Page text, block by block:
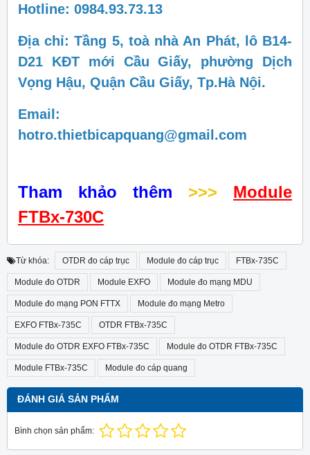
Hotline: 0984.93.73.13
Địa chỉ: Tầng 5, toà nhà An Phát, lô B14-
D21 KĐT mới Cầu Giấy, phường Dịch
Vọng Hậu, Quận Cầu Giấy, Tp.Hà Nội.
Email:
hotro.thietbicapquang@gmail.com
Tham khảo thêm >>>
Module
FTBx-730C
Từ khóa: OTDR đo cáp trục Module đo cáp trục FTBx-735C
Module đo OTDR Module EXFO Module đo mạng MDU
Module đo mạng PON FTTX Module đo mạng Metro
EXFO FTBx-735C OTDR FTBx-735C
Module đo OTDR EXFO FTBx-735C Module đo OTDR FTBx-735C
Module FTBx-735C Module đo cáp quang
ĐÁNH GIÁ SẢN PHẨM
Bình chọn sản phẩm: